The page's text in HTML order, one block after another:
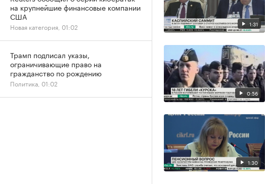
1:31
0:56
1:30
на крупнейшие финансовые компании
США
Новая категория, 01:02
Трамп подписал указы,
ограничивающие право на
гражданство по рождению
Политика, 01:02